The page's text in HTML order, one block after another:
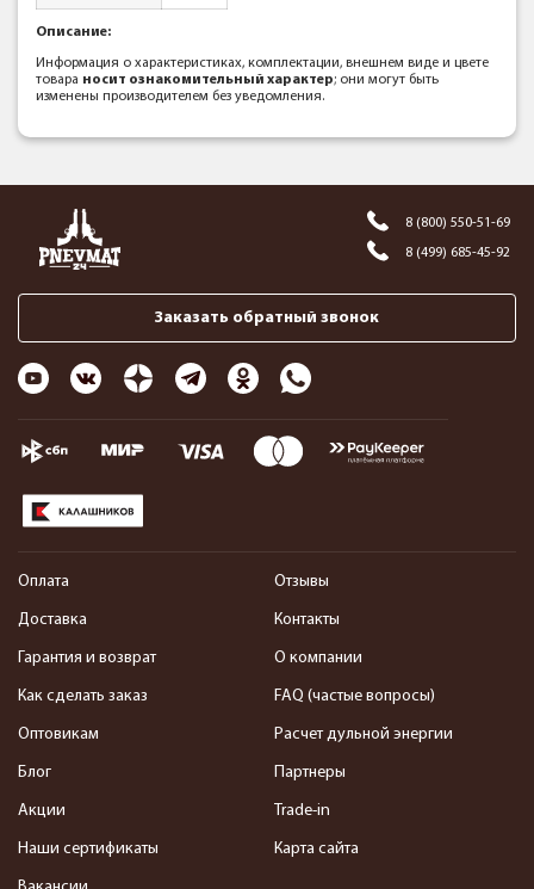
Описание:
Информация о характеристиках, комплектации, внешнем виде и цвете
товара носит ознакомительный характер; они могут быть
изменены производителем без уведомления.
8 (800) 550-51-69
8 (499) 685-45-92
Заказать обратный звонок
Оплата
Доставка
Гарантия и возврат
Как сделать заказ
Оптовикам
Блог
Акции
Наши сертификаты
Отзывы
Контакты
О компании
FAQ (частые вопросы)
Расчет дульной энергии
Партнеры
Trade-in
Карта сайта